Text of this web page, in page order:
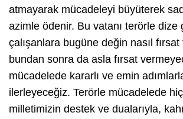
atmayarak mücadeleyi büyüterek
azimle ödenir. Bu vatanı terörle dize
çalışanlara bugüne değin nasıl
bundan sonra da asla fırsat
mücadelede kararlı ve emin
ilerleyeceğiz. Terörle mücadelede
milletimizin destek ve dualarıyla,